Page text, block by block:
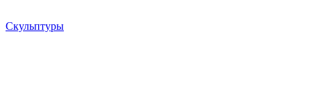
Скульптуры